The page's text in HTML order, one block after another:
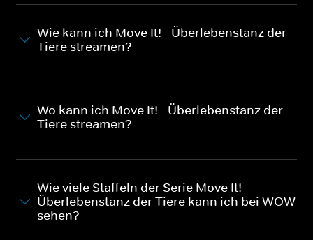
Wie kann ich Move It! - Überlebenstanz der
Tiere streamen?
Wo kann ich Move It! - Überlebenstanz der
Tiere streamen?
Wie viele Staffeln der Serie Move It! -
Überlebenstanz der Tiere kann ich bei WOW
sehen?